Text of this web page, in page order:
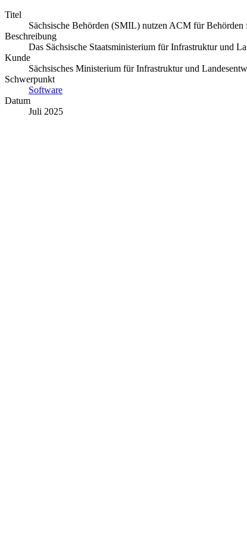
Titel
Sächsische Behörden (SMIL) nutzen ACM für
Beschreibung
Das Sächsische Staatsministerium für Infrastruktur und
Kunde
Sächsisches Ministerium für Infrastruktur und
Schwerpunkt
Software
Datum
Juli 2025